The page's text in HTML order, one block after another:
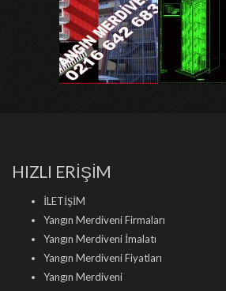
HIZLI ERİŞİM
İLETİŞİM
Yangın Merdiveni Firmaları
Yangın Merdiveni İmalatı
Yangın Merdiveni Fiyatları
Yangın Merdiveni